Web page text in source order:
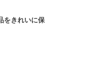
をきれいに保